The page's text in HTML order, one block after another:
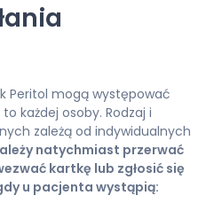
Peritol mogą występować
każdej osoby. Rodzaj i
zależą od indywidualnych
natychmiast przerwać
kartkę lub zgłosić się
u pacjenta wystąpią: